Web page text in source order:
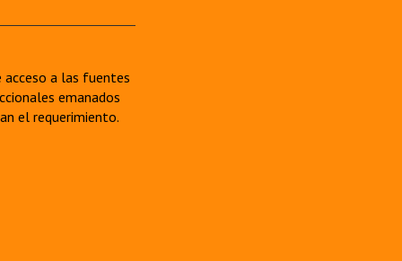
acceso a las fuentes
emanados
el requerimiento.